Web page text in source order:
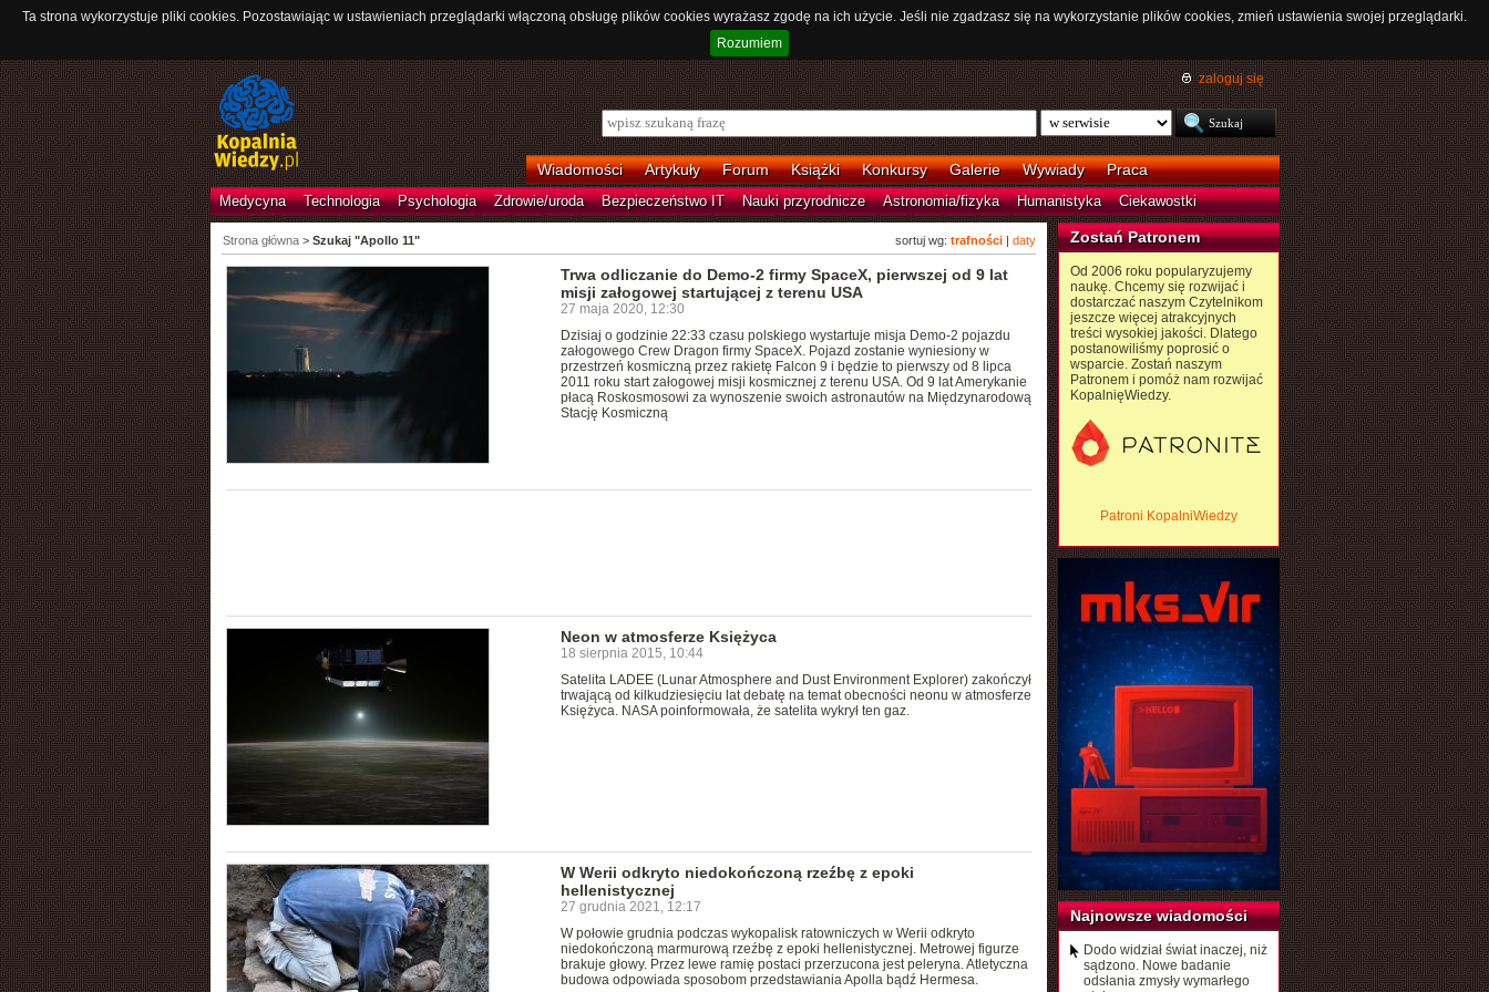
Ta strona wykorzystuje pliki cookies. Pozostawiając w ustawieniach przeglądarki włączoną obsługę plików cookies wyrażasz zgodę na ich użycie. Jeśli nie zgadzasz się na wykorzystanie plików cookies, zmień ustawienia swojej przeglądarki.
Rozumiem
zaloguj się
Wiadomości Artykuły Forum Książki Konkursy Galerie Wywiady Praca
Medycyna Technologia Psychologia Zdrowie/uroda Bezpieczeństwo IT Nauki przyrodnicze Astronomia/fizyka Humanistyka Ciekawostki
sortuj wg: trafności| daty
Strona główna> Szukaj "Apollo 11"
Trwa odliczanie do Demo-2 firmy SpaceX, pierwszej od 9 lat
misji załogowej startującej z terenu USA
27 maja 2020, 12:30
Dzisiaj o godzinie 22:33 czasu polskiego wystartuje misja Demo-2 pojazdu
załogowego Crew Dragon firmy SpaceX. Pojazd zostanie wyniesiony w
przestrzeń kosmiczną przez rakietę Falcon 9 i będzie to pierwszy od 8 lipca
2011 roku start załogowej misji kosmicznej z terenu USA. Od 9 lat Amerykanie
płacą Roskosmosowi za wynoszenie swoich astronautów na Międzynarodową
Stację Kosmiczną
Neon w atmosferze Księżyca
18 sierpnia 2015, 10:44
Satelita LADEE (Lunar Atmosphere and Dust Environment Explorer) zakończył
trwającą od kilkudziesięciu lat debatę na temat obecności neonu w atmosferze
Księżyca. NASA poinformowała, że satelita wykrył ten gaz.
W Werii odkryto niedokończoną rzeźbę z epoki
hellenistycznej
27 grudnia 2021, 12:17
W połowie grudnia podczas wykopalisk ratowniczych w Werii odkryto
niedokończoną marmurową rzeźbę z epoki hellenistycznej. Metrowej figurze
brakuje głowy. Przez lewe ramię postaci przerzucona jest peleryna. Atletyczna
budowa odpowiada sposobom przedstawiania Apolla bądź Hermesa.
Zostań Patronem
Od 2006 roku popularyzujemy
naukę. Chcemy się rozwijać i
dostarczać naszym Czytelnikom
jeszcze więcej atrakcyjnych
treści wysokiej jakości. Dlatego
postanowiliśmy poprosić o
wsparcie. Zostań naszym
Patronem i pomóż nam rozwijać
KopalnięWiedzy.
Patroni KopalniWiedzy
Najnowsze wiadomości
Dodo widział świat inaczej, niż
sądzono. Nowe badanie
odsłania zmysły wymarłego